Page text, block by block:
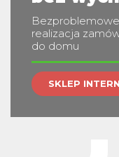
realizacja
do domu
SKLEP